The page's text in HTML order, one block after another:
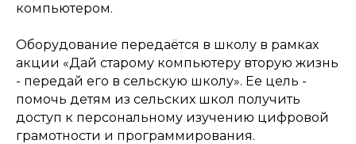
компьютером.
Оборудование передаётся в школу в рамках
акции «Дай старому компьютеру вторую жизнь
- передай его в сельскую школу». Ее цель -
помочь детям из сельских школ получить
доступ к персональному изучению цифровой
грамотности и программирования.